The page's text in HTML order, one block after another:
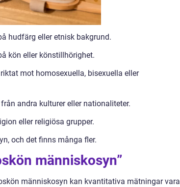
hudfärg eller etnisk bakgrund.
kön eller könstillhörighet.
mot homosexuella, bisexuella eller
andra kulturer eller nationaliteter.
eller religiösa grupper.
och det finns många fler.
människosyn”
människosyn kan kvantitativa mätningar vara